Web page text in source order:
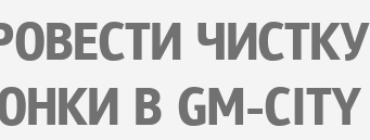
ЧИСТКУ
В GM-CITY